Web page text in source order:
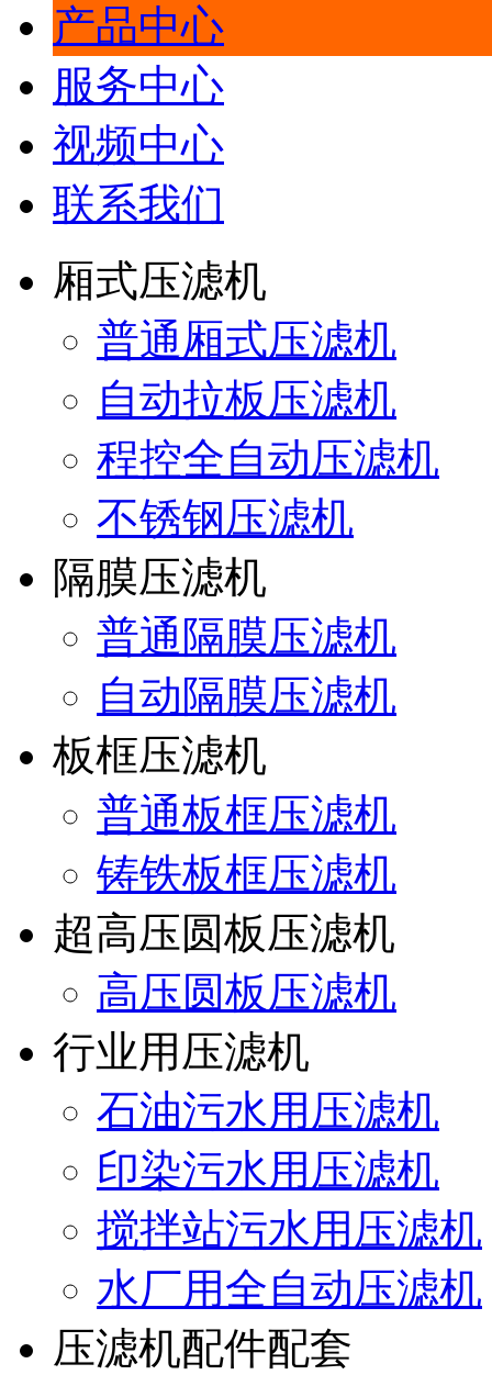
产品中心
服务中心
视频中心
联系我们
厢式压滤机
普通厢式压滤机
自动拉板压滤机
程控全自动压滤机
不锈钢压滤机
隔膜压滤机
普通隔膜压滤机
自动隔膜压滤机
板框压滤机
普通板框压滤机
铸铁板框压滤机
超高压圆板压滤机
高压圆板压滤机
行业用压滤机
石油污水用压滤机
印染污水用压滤机
搅拌站污水用压滤机
水厂用全自动压滤机
压滤机配件配套